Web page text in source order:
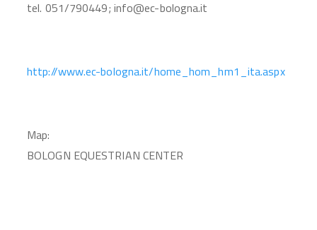
tel. 051/790449; info@ec-bologna.it
http://www.ec-bologna.it/home_hom_hm1_ita.aspx
Map:
BOLOGN EQUESTRIAN CENTER